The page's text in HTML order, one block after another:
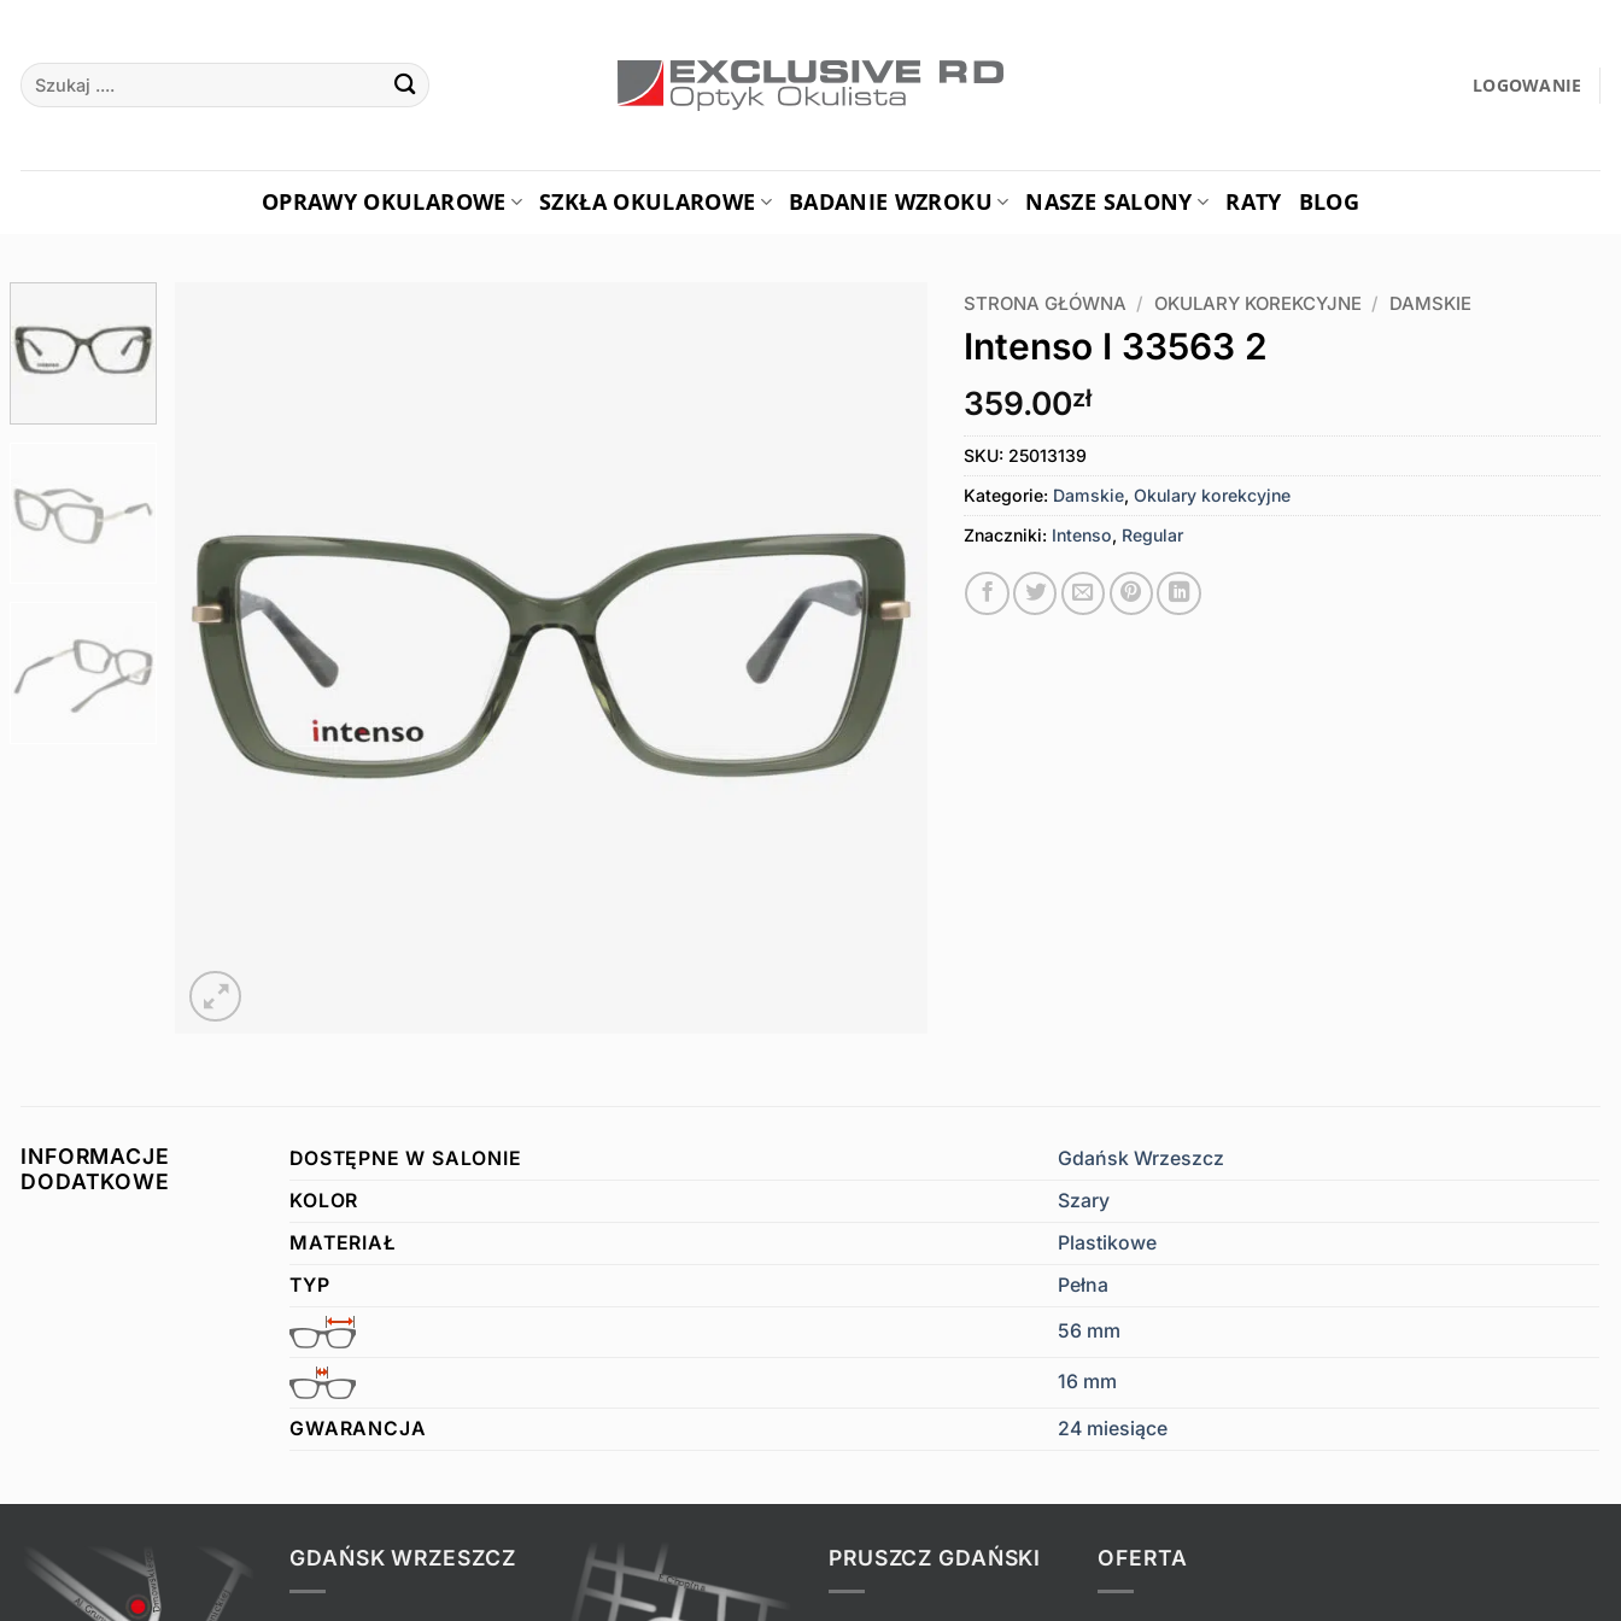
zawartości
Szukaj: LOGOWANIE
OPRAWY OKULAROWE SZKŁA OKULAROWE BADANIE WZROKU NASZE SALONY RATY BLOG
STRONA GŁÓWNA / OKULARY KOREKCYJNE / DAMSKIE
Intenso I 33563 2
359.00zł
SKU: 25013139
Kategorie: Damskie, Okulary korekcyjne
Znaczniki: Intenso, Regular
INFORMACJE
DODATKOWE
DOSTĘPNE W SALONIE
Gdańsk Wrzeszcz
KOLOR
Szary
MATERIAŁ
Plastikowe
TYP
Pełna
56 mm
16 mm
GWARANCJA 24 miesiące
GDAŃSK WRZESZCZ PRUSZCZ GDAŃSKI OFERTA